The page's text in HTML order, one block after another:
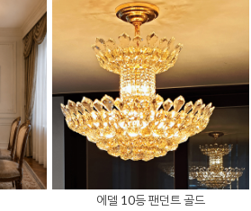
에델 10등 팬던트 골드